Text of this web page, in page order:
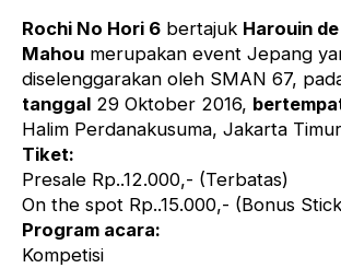
Rochi No Hori 6 bertajuk Harouin
Mahou merupakan event Jepang
diselenggarakan oleh SMAN 67,
tanggal 29 Oktober 2016,
Halim Perdanakusuma, Jakarta
Tiket:
Presale Rp..12.000,- (Terbatas)
On the spot Rp..15.000,- (Bonus
Program acara:
Kompetisi